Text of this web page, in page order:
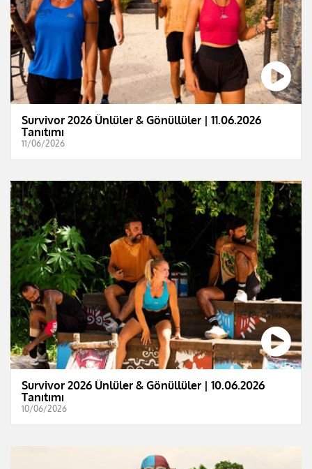
Survivor 2026 Ünlüler & Gönüllüler | 11.06.2026
Tanıtımı
11/06/2026
Survivor 2026 Ünlüler & Gönüllüler | 10.06.2026
Tanıtımı
10/06/2026